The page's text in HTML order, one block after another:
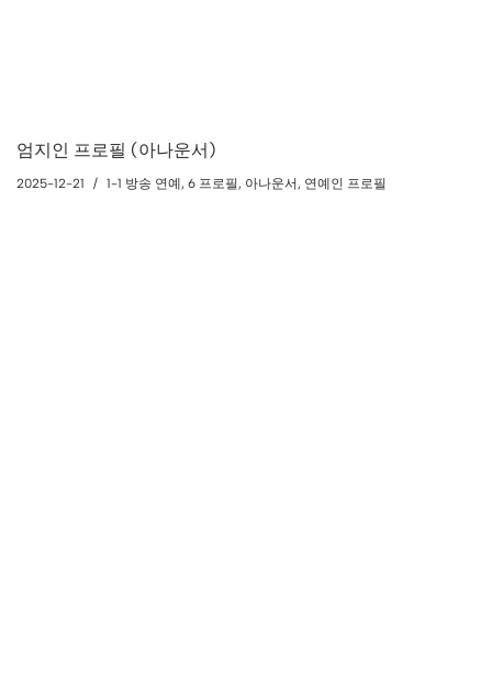
엄지인 프로필 (아나운서)
2025-12-21 1-1 방송 연예, 6 프로필, 아나운서, 연예인 프로필